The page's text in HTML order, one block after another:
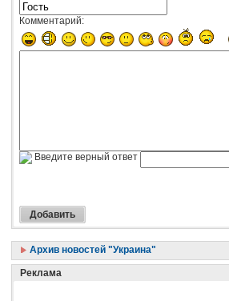
Комментарий:
Введите верный ответ
Архив новостей "Украина"
Реклама